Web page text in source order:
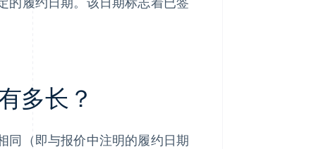
多长？
同（即与报价中注明的履约日期